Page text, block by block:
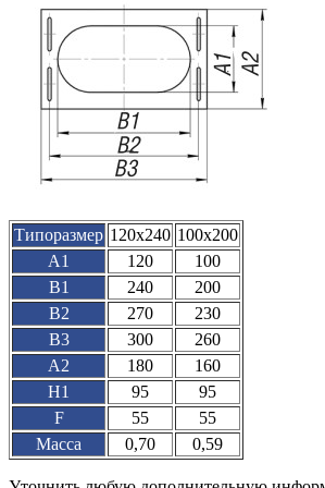
Типоразмер 120х240 100х200
A1
120
100
B1
240
200
B2
270
230
B3
300
260
A2
180
160
H1
95
95
F
55
55
Масса
0,70 0,59